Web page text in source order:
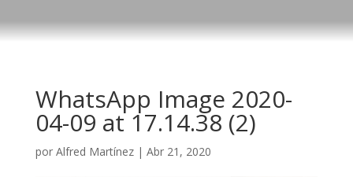
WhatsApp Image 2020-
04-09 at 17.14.38 (2)
por Alfred Martínez| Abr 21, 2020